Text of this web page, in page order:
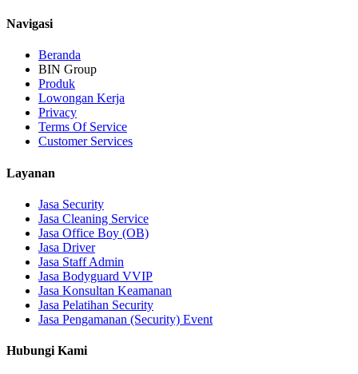
Navigasi
Beranda
BIN Group
Produk
Lowongan Kerja
Privacy
Terms Of Service
Customer Services
Layanan
Jasa Security
Jasa Cleaning Service
Jasa Office Boy (OB)
Jasa Driver
Jasa Staff Admin
Jasa Bodyguard VVIP
Jasa Konsultan Keamanan
Jasa Pelatihan Security
Jasa Pengamanan (Security) Event
Hubungi Kami